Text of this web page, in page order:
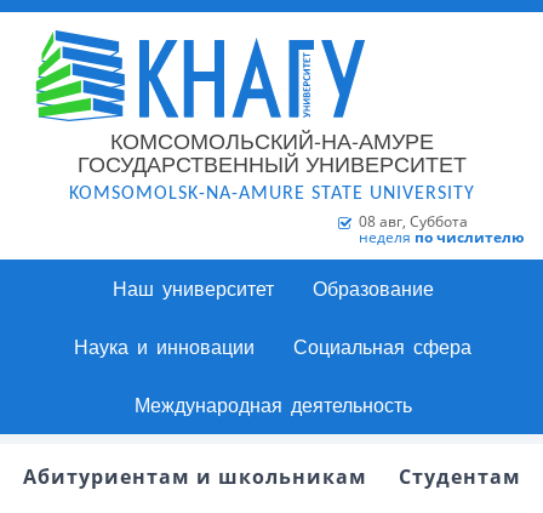
КОМСОМОЛЬСКИЙ-НА-АМУРЕ
ГОСУДАРСТВЕННЫЙ УНИВЕРСИТЕТ
KOMSOMOLSK-NA-AMURE STATE UNIVERSITY
08 авг, Суббота
неделя по числителю
Наш университет Образование
Наука и инновации Социальная сфера
Международная деятельность
Абитуриентам и школьникам
Студентам